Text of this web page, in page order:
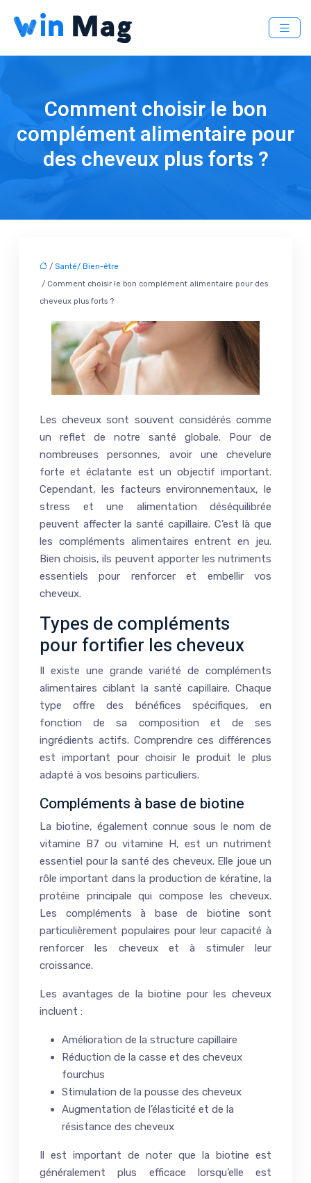
Comment choisir le bon
complément alimentaire pour
des cheveux plus forts ?
/ Santé/ Bien-être
/ Comment choisir le bon complément alimentaire pour des
cheveux plus forts ?
Les cheveux sont souvent considérés comme
un reflet de notre santé globale. Pour de
nombreuses personnes, avoir une chevelure
forte et éclatante est un objectif important.
Cependant, les facteurs environnementaux, le
stress et une alimentation déséquilibrée
peuvent affecter la santé capillaire. C’est là que
les compléments alimentaires entrent en jeu.
Bien choisis, ils peuvent apporter les nutriments
essentiels pour renforcer et embellir vos
cheveux.
Types de compléments
pour fortifier les cheveux
Il existe une grande variété de compléments
alimentaires ciblant la santé capillaire. Chaque
type offre des bénéfices spécifiques, en
fonction de sa composition et de ses
ingrédients actifs. Comprendre ces différences
est important pour choisir le produit le plus
adapté à vos besoins particuliers.
Compléments à base de biotine
La biotine, également connue sous le nom de
vitamine B7 ou vitamine H, est un nutriment
essentiel pour la santé des cheveux. Elle joue un
rôle important dans la production de kératine, la
protéine principale qui compose les cheveux.
Les compléments à base de biotine sont
particulièrement populaires pour leur capacité à
renforcer les cheveux et à stimuler leur
croissance.
Les avantages de la biotine pour les cheveux
incluent :
Amélioration de la structure capillaire
Réduction de la casse et des cheveux
fourchus
Stimulation de la pousse des cheveux
Augmentation de l’élasticité et de la
résistance des cheveux
Il est important de noter que la biotine est
généralement plus efficace lorsqu’elle est